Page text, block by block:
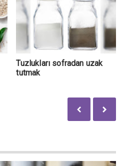
Tuzlukları sofradan uzak
tutmak